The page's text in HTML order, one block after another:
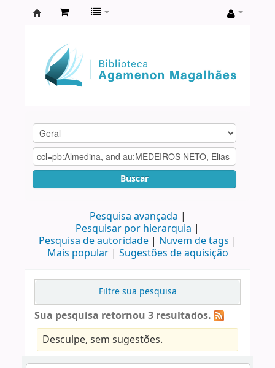
Agamenon
Magalhães
Buscar
Pesquisa avançada
Pesquisar por hierarquia
Pesquisa de autoridade
Nuvem de tags
Mais popular
Sugestões de aquisição
Filtre sua pesquisa
Sua pesquisa retornou 3 resultados.
Desculpe, sem sugestões.